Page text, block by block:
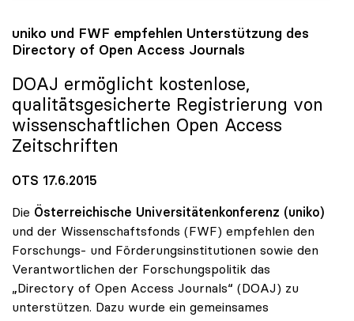
uniko und FWF empfehlen Unterstützung des
Directory of Open Access Journals
DOAJ ermöglicht kostenlose,
qualitätsgesicherte Registrierung von
wissenschaftlichen Open Access
Zeitschriften
OTS 17.6.2015
Die Österreichische Universitätenkonferenz (uniko)
und der Wissenschaftsfonds (FWF) empfehlen den
Forschungs- und Förderungsinstitutionen sowie den
Verantwortlichen der Forschungspolitik das
„Directory of Open Access Journals“ (DOAJ) zu
unterstützen. Dazu wurde ein gemeinsames